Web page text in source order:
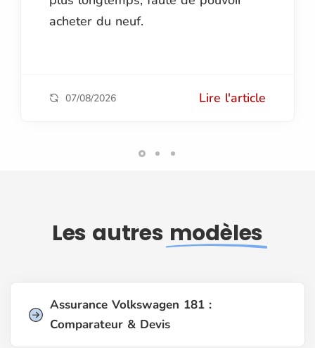
acheter du neuf.
07/08/2026 Lire l'article
Les autres modèles
Assurance Volkswagen 181 :
Comparateur & Devis